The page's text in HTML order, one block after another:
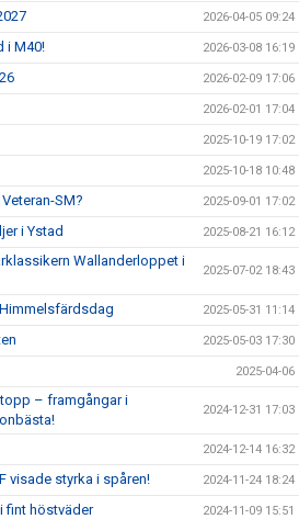
2026-04-05 09:24
i M40! 2026-03-08 16:19
2026-02-09 17:06
2026-02-01 17:04
2025-10-19 17:02
2025-10-18 10:48
SM? 2025-09-01 17:02
i Ystad 2025-08-21 16:12
Wallanderloppet i
2025-07-02 18:43
2025-05-31 11:14
2025-05-03 17:30
2025-04-06
– framgångar i
2024-12-31 17:03
2024-12-14 16:32
visade styrka i spåren! 2024-11-24 18:24
fint höstväder 2024-11-09 15:51